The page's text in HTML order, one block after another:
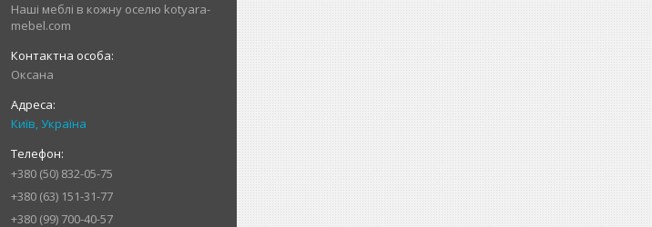
Наші меблі в кожну оселю kotyara-
mebel.com
Оксана
Київ, Україна
+380 (50) 832-05-75
+380 (63) 151-31-77
+380 (99) 700-40-57